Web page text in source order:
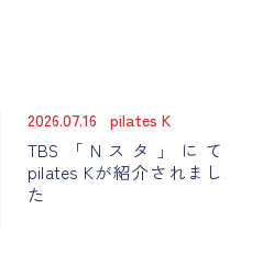
2026.07.16 pilates K
TBS「Nスタ」にて
pilates Kが紹介されまし
た